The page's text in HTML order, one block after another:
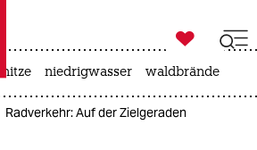
taz zahl ich
taz zahl ich

taz zahl ich
hitze niedrigwasser waldbrände
Radverkehr: Auf der Zielgeraden